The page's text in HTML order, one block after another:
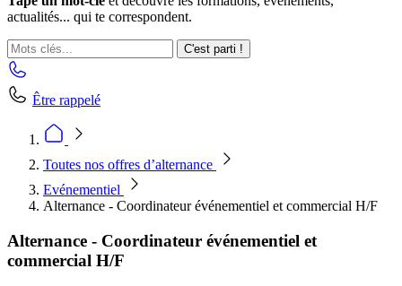
actualités... qui te correspondent.
C'est parti !
Être rappelé
Toutes nos offres d’alternance
Evénementiel
Alternance - Coordinateur événementiel et commercial H/F
Alternance - Coordinateur événementiel et
commercial H/F